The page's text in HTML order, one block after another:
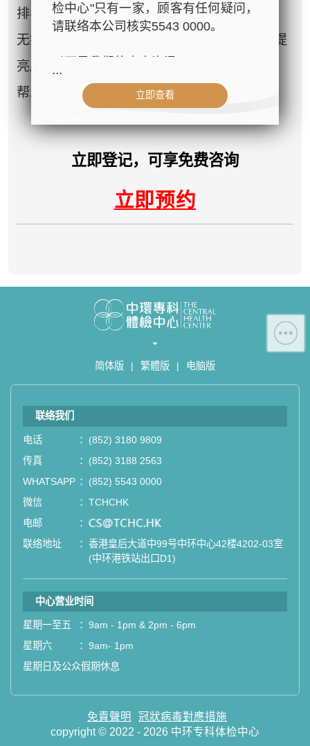
排毒袪水肿，疏通淋巴
无痛疏通颈部及面部经络，带动气血运行，提
亮肤色
帮助面部紧致及提升
立即登记，可享免费咨询
立即预约
简体版 | 繁體版 | 电脑版
联络我们
电话 ： (852) 3180 9809
传真
： (852) 3188 2563
WHATSAPP ： (852) 5543 0000
微信
： TCHCHK
电邮
： email
联络地址
： 香港皇后大道中99号中环中心42楼4202-03室
(中环港铁站出口D1)
中心营业时间
星期一至五 ： 9am - 1pm & 2pm - 6pm
星期六
： 9am- 1pm
星期日及公众假期休息
免責聲明
冠狀病毒對應措施
copyright © 2022 - 2026 中环专科体检中心
检中心"只有一家，顾客有任何疑问，
请联络本公司核实5543 0000。
- 公司名称：中环专科体检中心（The
- 地址：香港皇后大道中99号中环中
心42楼4203室（中环港铁站出口
D1）
- 服务热线：(852) 3180 9809
- WhatsApp：(852) 5543 0000
- 电子邮箱：cs@tchc.hk
站式进行全方位检查。
如果您有任何疑问或需要进一步了
祝您健康愉快！
...
立即查看